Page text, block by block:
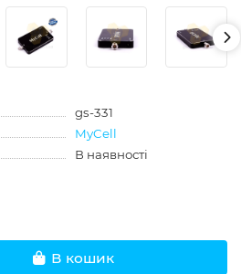
gs-331
MyCell
В наявності
В кошик